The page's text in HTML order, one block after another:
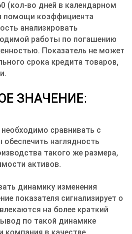
(кол-во дней в календарном
помощи коэффициента
анализировать
работы по погашению
Показатель не может
срока кредита товаров,
ЗНАЧЕНИЕ:
сравнивать с
наглядность
такого же размера,
активов.
динамику изменения
показателя сигнализирует о
на более краткий
по такой динамике